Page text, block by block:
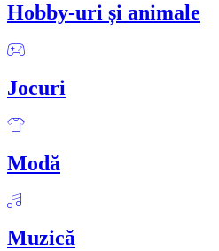
Hobby-uri și animale
Jocuri
Modă
Muzică